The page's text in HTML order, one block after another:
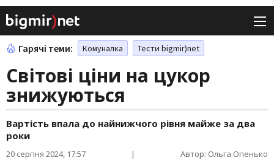
Гарячі теми: Комуналка Тести bigmir)net
Світові ціни на цукор
знижуються
Вартість впала до найнижчого рівня майже за два
роки
20 серпня 2024, 17:57 | Автор: Ольга Опенько